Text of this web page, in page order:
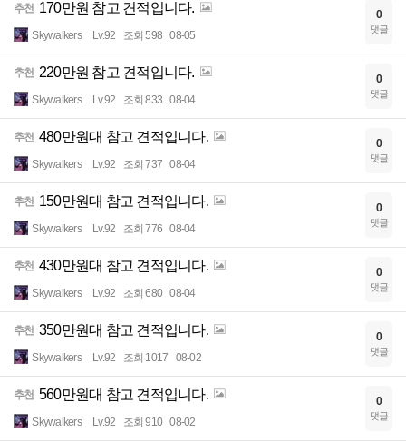
추천 170만원 참고 견적입니다.
Skywalkers Lv.92 조회 598 08-05
0
댓글
추천 220만원 참고 견적입니다.
Skywalkers Lv.92 조회 833 08-04
0
댓글
추천 480만원대 참고 견적입니다.
Skywalkers Lv.92 조회 737 08-04
0
댓글
추천 150만원대 참고 견적입니다.
Skywalkers Lv.92 조회 776 08-04
0
댓글
추천 430만원대 참고 견적입니다.
Skywalkers Lv.92 조회 680 08-04
0
댓글
추천 350만원대 참고 견적입니다.
Skywalkers Lv.92 조회 1017 08-02
0
댓글
추천 560만원대 참고 견적입니다.
Skywalkers Lv.92 조회 910 08-02
0
댓글